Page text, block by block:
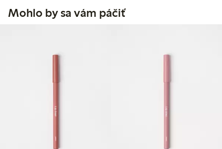
Mohlo by sa vám páčiť